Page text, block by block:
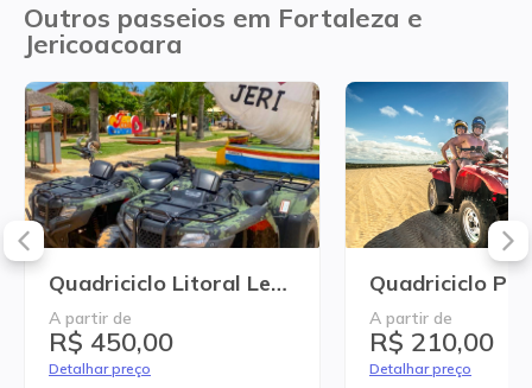
Outros passeios em Fortaleza e
Jericoacoara
Quadriciclo Litoral Leste de Jericoacoara
A partir de
R$ 450,00
Detalhar preço
A partir de
R$ 210,00
Detalhar preço